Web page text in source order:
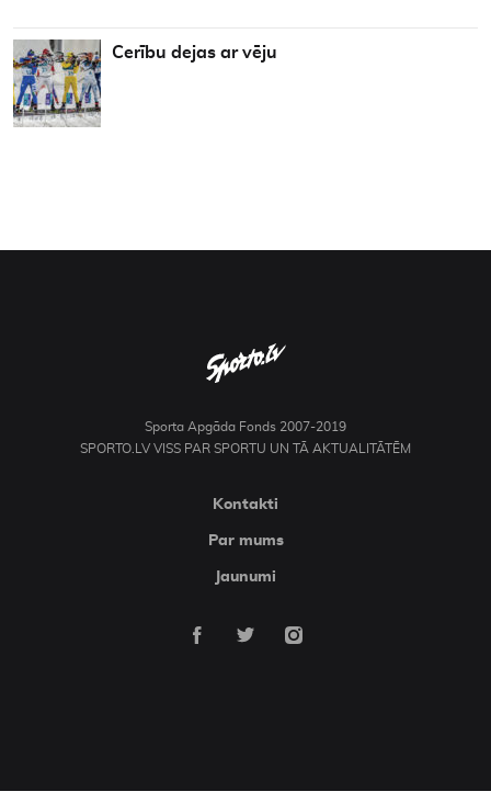
Cerību dejas ar vēju
Sporta Apgāda Fonds 2007-2019
SPORTO.LV VISS PAR SPORTU UN TĀ AKTUALITĀTĒM
Kontakti
Par mums
Jaunumi